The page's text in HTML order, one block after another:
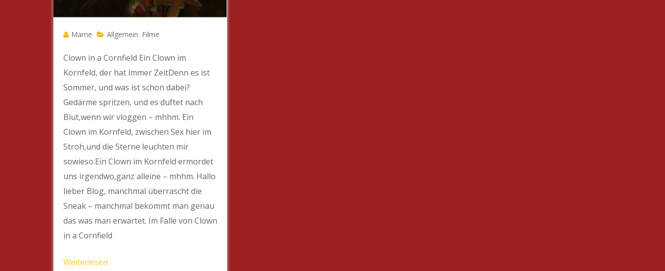
Marne Allgemein Filme
Clown in a Cornfield Ein Clown im
Kornfeld, der hat immer ZeitDenn es ist
Sommer, und was ist schon dabei?
Gedärme spritzen, und es duftet nach
Blut,wenn wir vloggen – mhhm. Ein
Clown im Kornfeld, zwischen Sex hier im
Stroh,und die Sterne leuchten mir
sowieso.Ein Clown im Kornfeld ermordet
uns irgendwo,ganz alleine – mhhm. Hallo
lieber Blog, manchmal überrascht die
Sneak – manchmal bekommt man genau
das was man erwartet. Im Falle von Clown
in a Cornfield
Weiterlesen